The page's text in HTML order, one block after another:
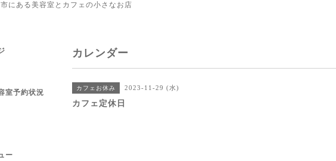
にある美容室とカフェの小さなお店
カレンダー
カフェお休み 2023-11-29 (水)
カフェ定休日
室予約状況
ー